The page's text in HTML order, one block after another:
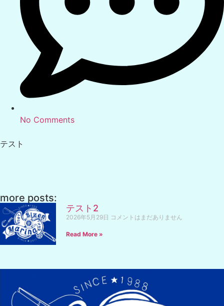
No Comments
テスト
more posts:
テスト2
2026年5月29日 コメントはまだありません
Read More »